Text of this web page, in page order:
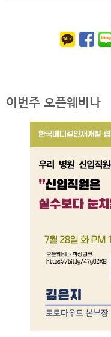
이번주 오픈웨비나